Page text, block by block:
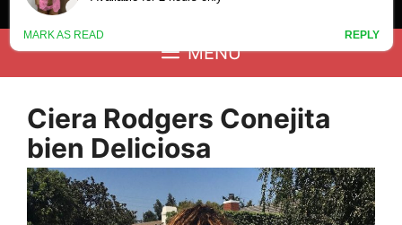
MENÚ
Ciera Rodgers Conejita
bien Deliciosa